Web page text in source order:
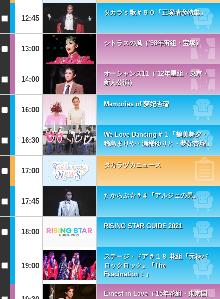
12:45
タカラ's 歌＃９０「正塚晴彦特集」
13:00
シトラスの風（’98年宙組・宝塚）
14:00
オーシャンズ11（’12年星組・東京・
新人公演）
16:00
Memories of 夢妃杏瑠
16:30
We Love Dancing＃１「鶴美舞夕・
稀鳥まりや・瀬稀ゆりと・夢妃杏瑠」
17:00
タカラヅカニュース
17:45
たからぶ☆＃４『アルジェの男』
18:00
RISING STAR GUIDE 2021
19:00
ステージ・ドア＃１８ 花組『元禄バ
ロックロック』『The
Fascination！』
Ernest in Love（'15年花組・東京国